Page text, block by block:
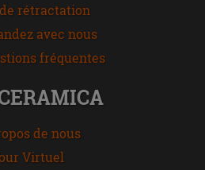
rétractation
avec nous
fréquentes
de nous
Virtuel